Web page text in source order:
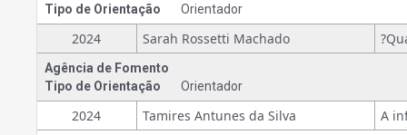
Tipo de Orientação
Orientador
2024 Sarah Rossetti Machado
Agência de Fomento
Tipo de Orientação
Orientador
2024 Tamires Antunes da Silva